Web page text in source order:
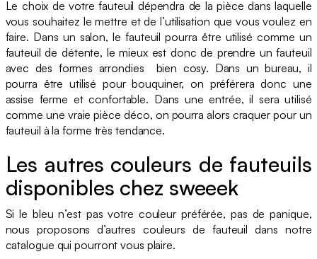
Le choix de votre fauteuil dépendra de la pièce dans laquelle
vous souhaitez le mettre et de l’utilisation que vous voulez en
faire. Dans un salon, le fauteuil pourra être utilisé comme un
fauteuil de détente, le mieux est donc de prendre un fauteuil
avec des formes arrondies bien cosy. Dans un bureau, il
pourra être utilisé pour bouquiner, on préférera donc une
assise ferme et confortable. Dans une entrée, il sera utilisé
comme une vraie pièce déco, on pourra alors craquer pour un
fauteuil à la forme très tendance.
Les autres couleurs de fauteuils
disponibles chez sweeek
Si le bleu n’est pas votre couleur préférée, pas de panique,
nous proposons d’autres couleurs de fauteuil dans notre
catalogue qui pourront vous plaire.